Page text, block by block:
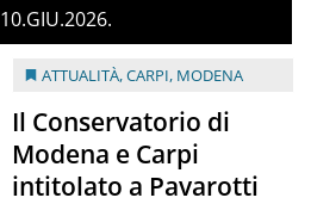
10 GIU 2026
ATTUALITÀ,CARPI, MODENA
Il Conservatorio di
Modena e Carpi
intitolato a Pavarotti